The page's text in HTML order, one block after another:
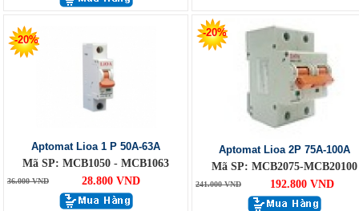
-20%
Aptomat Lioa 1 P 50A-63A
Mã SP: MCB1050 - MCB1063
36.000 VND 28.800 VND
-20%
Aptomat Lioa 2P 75A-100A
Mã SP: MCB2075-MCB20100
241.000 VND 192.800 VND